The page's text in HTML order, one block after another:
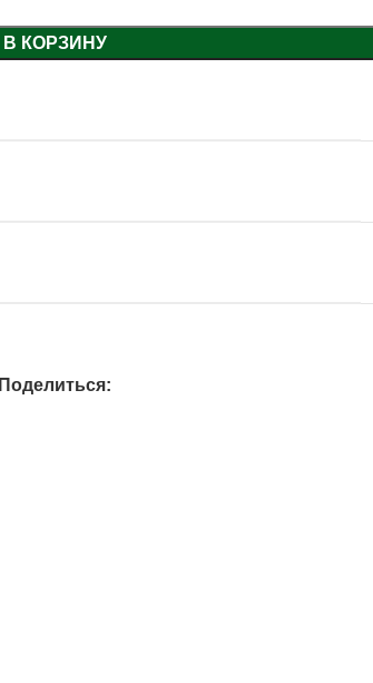
В КОРЗИНУ
Поделиться: